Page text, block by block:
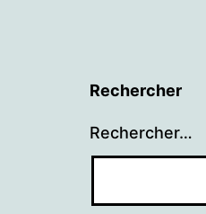
Rechercher
Rechercher…